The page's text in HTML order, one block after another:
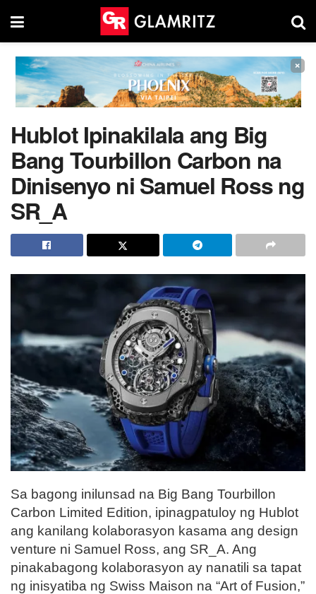
×
Hublot Ipinakilala ang Big
Bang Tourbillon Carbon na
Dinisenyo ni Samuel Ross ng
SR_A
Sa bagong inilunsad na Big Bang Tourbillon
Carbon Limited Edition, ipinagpatuloy ng Hublot
ang kanilang kolaborasyon kasama ang design
venture ni Samuel Ross, ang SR_A. Ang
pinakabagong kolaborasyon ay nanatili sa tapat
ng inisyatiba ng Swiss Maison na “Art of Fusion,”